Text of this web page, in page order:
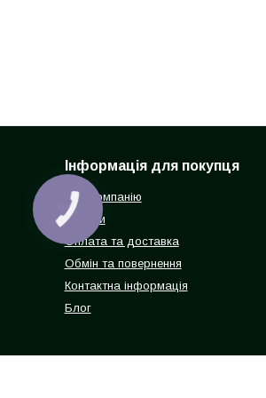
Інформація для покупця
Про компанію
Відгуки
Оплата та доставка
Обмін та повернення
Контактна інформація
Блог
КНОПКА
ЗВ'ЯЗКУ